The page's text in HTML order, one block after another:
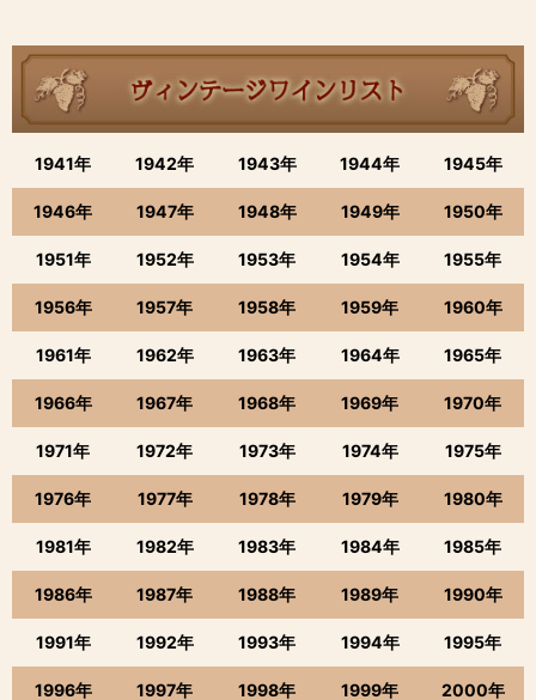
1941年 1942年 1943年 1944年 1945年
1946年 1947年 1948年 1949年 1950年
1951年 1952年 1953年 1954年 1955年
1956年 1957年 1958年 1959年 1960年
1961年 1962年 1963年 1964年 1965年
1966年 1967年 1968年 1969年 1970年
1971年 1972年 1973年 1974年 1975年
1976年 1977年 1978年 1979年 1980年
1981年 1982年 1983年 1984年 1985年
1986年 1987年 1988年 1989年 1990年
1991年 1992年 1993年 1994年 1995年
1996年 1997年 1998年 1999年 2000年